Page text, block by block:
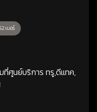
เบอร์
ศูนย์บริการ ทรู,ดีแทค,